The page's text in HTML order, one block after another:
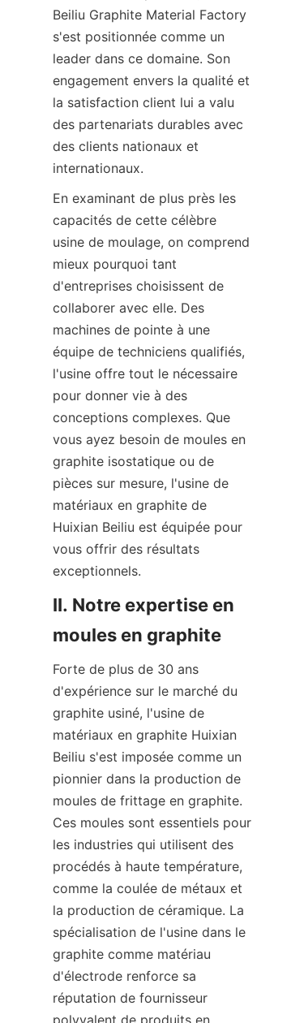
Beiliu Graphite Material Factory
s'est positionnée comme un
leader dans ce domaine. Son
engagement envers la qualité et
la satisfaction client lui a valu
des partenariats durables avec
des clients nationaux et
internationaux.
En examinant de plus près les
capacités de cette célèbre
usine de moulage, on comprend
mieux pourquoi tant
d'entreprises choisissent de
collaborer avec elle. Des
machines de pointe à une
équipe de techniciens qualifiés,
l'usine offre tout le nécessaire
pour donner vie à des
conceptions complexes. Que
vous ayez besoin de moules en
graphite isostatique ou de
pièces sur mesure, l'usine de
matériaux en graphite de
Huixian Beiliu est équipée pour
vous offrir des résultats
exceptionnels.
II. Notre expertise en
moules en graphite
Forte de plus de 30 ans
d'expérience sur le marché du
graphite usiné, l'usine de
matériaux en graphite Huixian
Beiliu s'est imposée comme un
pionnier dans la production de
moules de frittage en graphite.
Ces moules sont essentiels pour
les industries qui utilisent des
procédés à haute température,
comme la coulée de métaux et
la production de céramique. La
spécialisation de l'usine dans le
graphite comme matériau
d'électrode renforce sa
réputation de fournisseur
polyvalent de produits en